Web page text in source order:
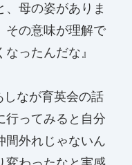
母の姿がありま
その意味が理解で
ったんだな』
なが育英会の話
行ってみると自分
間外れじゃないん